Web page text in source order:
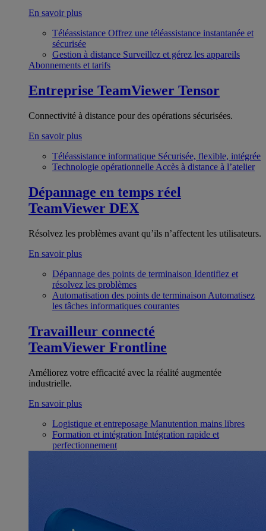
En savoir plus
Téléassistance Offrez une téléassistance instantanée et
sécurisée
Gestion à distance Surveillez et gérez les appareils
Abonnements et tarifs
Entreprise TeamViewer Tensor
Connectivité à distance pour des opérations sécurisées.
En savoir plus
Téléassistance informatique Sécurisée, flexible, intégrée
Technologie opérationnelle Accès à distance à l’atelier
Dépannage en temps réel
TeamViewer DEX
Résolvez les problèmes avant qu’ils n’affectent les utilisateurs.
En savoir plus
Dépannage des points de terminaison Identifiez et
résolvez les problèmes
Automatisation des points de terminaison Automatisez
les tâches informatiques courantes
Travailleur connecté
TeamViewer Frontline
Améliorez votre efficacité avec la réalité augmentée
industrielle.
En savoir plus
Logistique et entreposage Manutention mains libres
Formation et intégration Intégration rapide et
perfectionnement